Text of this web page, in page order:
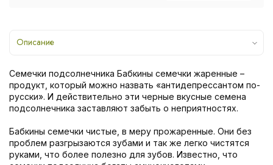
Описание
Семечки подсолнечника Бабкины семечки жаренные –
продукт, который можно назвать «антидепрессантом по-
русски». И действительно эти черные вкусные семена
подсолнечника заставляют забыть о неприятностях.
Бабкины семечки чистые, в меру прожаренные. Они без
проблем разгрызаются зубами и так же легко чистятся
руками, что более полезно для зубов. Известно, что